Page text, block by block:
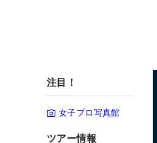
注目！
女子プロ写真館
ツアー情報